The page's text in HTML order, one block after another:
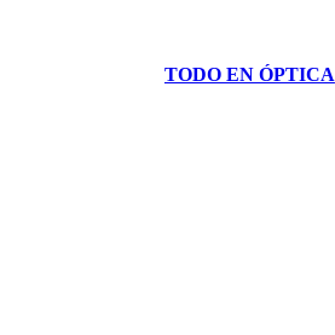
TODO EN ÓPTICA